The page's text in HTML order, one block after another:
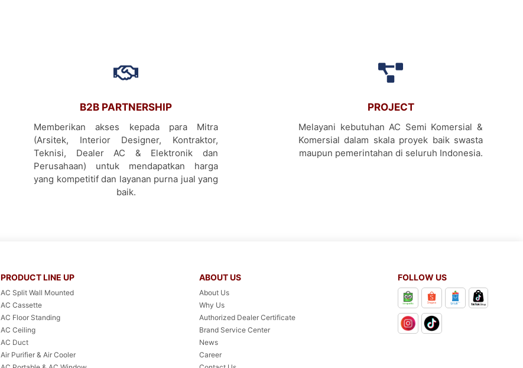
B2B PARTNERSHIP
Memberikan akses kepada para Mitra
(Arsitek, Interior Designer, Kontraktor,
Teknisi, Dealer AC & Elektronik dan
Perusahaan) untuk mendapatkan harga
yang kompetitif dan layanan purna jual yang
baik.
PROJECT
Melayani kebutuhan AC Semi Komersial &
Komersial dalam skala proyek baik swasta
maupun pemerintahan di seluruh Indonesia.
PRODUCT LINE UP
AC Split Wall Mounted
AC Cassette
AC Floor Standing
AC Ceiling
AC Duct
Air Purifier & Air Cooler
ABOUT US
About Us
Why Us
Authorized Dealer Certificate
Brand Service Center
News
Career
FOLLOW US